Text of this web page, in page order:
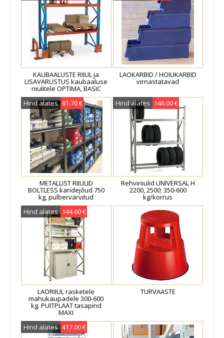
KAUBAALUSTE RIIUL ja
LISAVARUSTUS kaubaaluse
riiulitele OPTIMA, BASIC
LAOKARBID / HOIUKARBID
virnastatavad
Hind alates 81.70 €
METALLIST RIIULID
BOLTLESS kandejõud 750
kg, pulbervärvitud
Hind alates 146.00 €
Rehviriiulid UNIVERSAL H
2200, 2500; 350-600
kg/korrus
Hind alates 144.60 €
LAORIIUL rasketele
mahukaupadele 300-600
kg. PUITPLAAT tasapind
MAXI
TURVAASTE
Hind alates 417.00 €